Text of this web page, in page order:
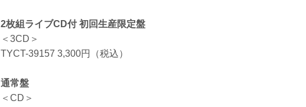
2枚組ライブCD付 初回生産限定盤
＜3CD＞
TYCT-39157 3,300円（税込）
通常盤
＜CD＞